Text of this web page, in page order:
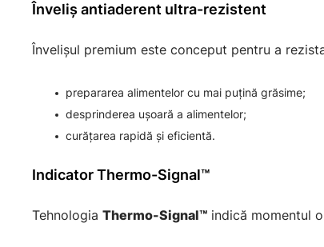
Înveliș antiaderent ultra-rezistent
Învelișul premium este conceput pentru a
prepararea alimentelor cu mai puțină grăsime;
desprinderea ușoară a alimentelor;
curățarea rapidă și eficientă.
Indicator Thermo-Signal™
Tehnologia Thermo-Signal™ indică momentul